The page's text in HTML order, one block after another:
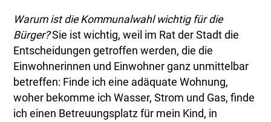
Warum ist die Kommunalwahl wichtig für die
Bürger?Sie ist wichtig, weil im Rat der Stadt die
Entscheidungen getroffen werden, die die
Einwohnerinnen und Einwohner ganz unmittelbar
betreffen: Finde ich eine adäquate Wohnung,
woher bekomme ich Wasser, Strom und Gas, finde
ich einen Betreuungsplatz für mein Kind, in